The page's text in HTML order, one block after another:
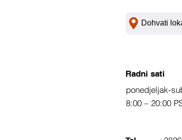
Dohvati
Radni sati
ponedjeljak-
8:00 – 20:00